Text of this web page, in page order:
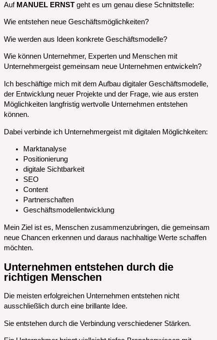
Auf MANUEL ERNST geht es um genau diese Schnittstelle:
Wie entstehen neue Geschäftsmöglichkeiten?
Wie werden aus Ideen konkrete Geschäftsmodelle?
Wie können Unternehmer, Experten und Menschen mit
Unternehmergeist gemeinsam neue Unternehmen entwickeln?
Ich beschäftige mich mit dem Aufbau digitaler Geschäftsmodelle,
der Entwicklung neuer Projekte und der Frage, wie aus ersten
Möglichkeiten langfristig wertvolle Unternehmen entstehen
können.
Dabei verbinde ich Unternehmergeist mit digitalen Möglichkeiten:
Marktanalyse
Positionierung
digitale Sichtbarkeit
SEO
Content
Partnerschaften
Geschäftsmodellentwicklung
Mein Ziel ist es, Menschen zusammenzubringen, die gemeinsam
neue Chancen erkennen und daraus nachhaltige Werte schaffen
möchten.
Unternehmen entstehen durch die
richtigen Menschen
Die meisten erfolgreichen Unternehmen entstehen nicht
ausschließlich durch eine brillante Idee.
Sie entstehen durch die Verbindung verschiedener Stärken.